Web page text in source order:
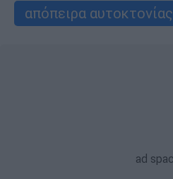
απόπειρα αυτοκτονίας